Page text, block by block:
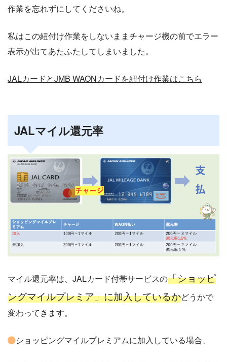
作業を忘れずにしてくださいね。
私はこの紐付け作業をしないままチャージ機の前でエラー
表示が出てあたふたしてしまいました。
JALカードとJMB WAONカードを紐付け作業はこちら
JALマイル還元率
マイル還元率は、JALカード付帯サービスの「ショッピ
ングマイルプレミア」に加入しているかどうかで
変わってきます。
ショッピングマイルプレミアムに加入している場合、